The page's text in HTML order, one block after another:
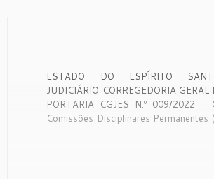
ESTADO DO ESPÍRITO
JUDICIÁRIO CORREGEDORIA
PORTARIA CGJES N.º 009/2022
Comissões Disciplinares Permanentes